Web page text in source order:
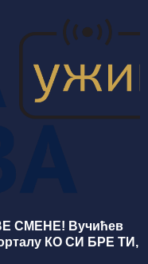
СМЕНЕ! Вучићев
КО СИ БРЕ ТИ,